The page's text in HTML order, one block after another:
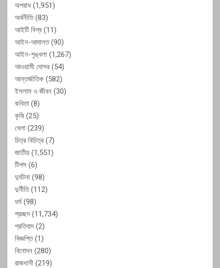
অপরাধ (1,951)
অর্থনীতি(83)
আইটি বিশ্ব (11)
আইন-আদালত(90)
আইন-শৃঙ্খলা (1,267)
আওয়ামী দোসর (54)
আন্তর্জাতিক (582)
ইসলাম ও জীবন (30)
কবিতা (8)
কৃষি (25)
খেলা (239)
চিত্র বিচিত্র (7)
জাতীয় (1,551)
টিপস (6)
দুর্ঘটনা (98)
দুর্নীতি(112)
ধর্ম(98)
প্রচ্ছদ(11,734)
প্রতিবাদ(2)
বিজ্ঞপ্তি(1)
বিনোদন (280)
রাজধানী (219)